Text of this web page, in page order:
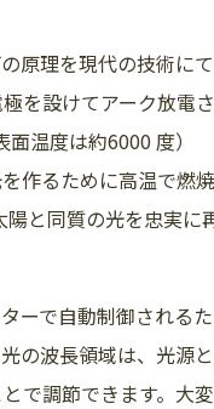
原理を現代の技術に
を設けてアーク放電
温度は約6000 度）
作るために高温で燃
と同質の光を忠実に
ーで自動制御されるた
の波長領域は、光源と
で調節できます。大変